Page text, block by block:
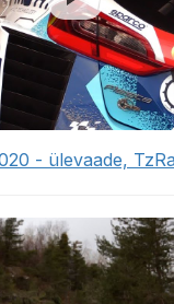
- ülevaade,